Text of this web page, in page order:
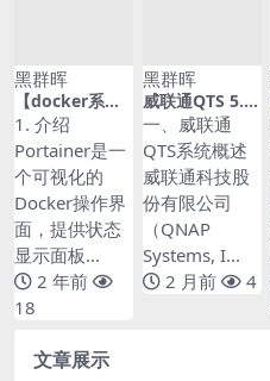
黑群晖
【docker系
列】可视化Doc
ker 管理工具
——Portainer
1. 介绍
Portainer是一
个可视化的
Docker操作界
面，提供状态
显示面板...
2 年前
18
黑群晖
威联通QTS 5.0
系统深度解析：
高性能NAS配置
与优化全攻略 –
20260611-061
155
一、威联通
QTS系统概述
威联通科技股
份有限公司
（QNAP
Systems, I...
2 月前
4
文章展示